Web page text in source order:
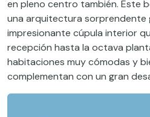
en pleno centro también. Este
una arquitectura sorprendente
impresionante cúpula interior
recepción hasta la octava
habitaciones muy cómodas y
complementan con un gran